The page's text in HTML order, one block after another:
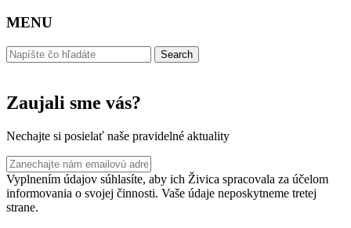
MENU
Zaujali sme vás?
Nechajte si posielať naše pravidelné aktuality
Vyplnením údajov súhlasíte, aby ich Živica spracovala za účelom
informovania o svojej činnosti. Vaše údaje neposkytneme tretej
strane.